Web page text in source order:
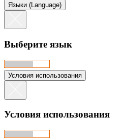
Языки (Language)
Выберите язык
Условия использования
Условия использования